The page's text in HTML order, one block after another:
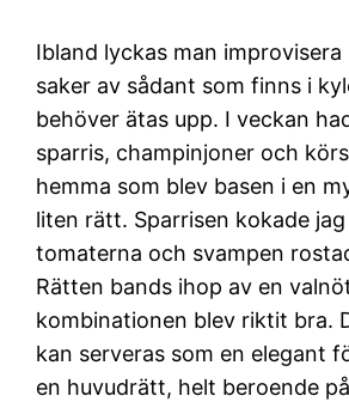
Ibland lyckas man improvisera
saker av sådant som finns i
behöver ätas upp. I veckan
sparris, champinjoner och
hemma som blev basen i en
liten rätt. Sparrisen kokade
tomaterna och svampen
Rätten bands ihop av en
kombinationen blev riktit bra.
kan serveras som en elegant
en huvudrätt, helt beroende på